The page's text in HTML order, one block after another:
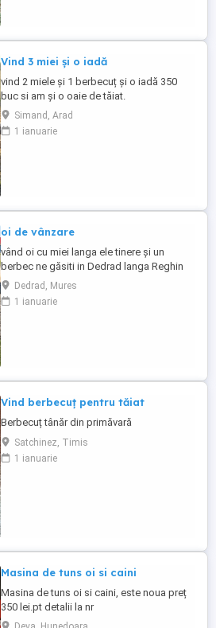
Vind 3 miei și o iadă
vind 2 miele și 1 berbecuț și o iadă 350
buc si am și o oaie de tăiat.
Simand, Arad
1 ianuarie
oi de vânzare
vând oi cu miei langa ele tinere și un
berbec ne găsiti in Dedrad langa Reghin
ofer transport pe judetul Mureș mai multe
detalii la telefon
Dedrad, Mures
1 ianuarie
Vind berbecuț pentru tăiat
Berbecuț tânăr din primăvară
Satchinez, Timis
1 ianuarie
Masina de tuns oi si caini
Masina de tuns oi si caini, este noua preț
350 lei.pt detalii la nr